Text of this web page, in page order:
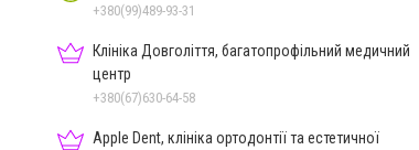
+380(99)489-93-31
Клініка Довголіття, багатопрофільний медичний
центр
+380(67)630-64-58
Apple Dent, клініка ортодонтії та естетичної